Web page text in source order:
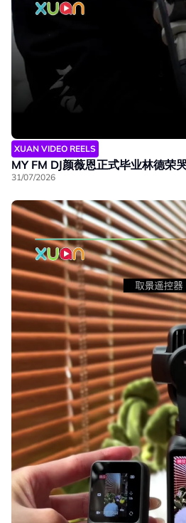
XUAN VIDEO REELS
MY FM DJ颜薇恩正式毕业林德荣
31/07/2026